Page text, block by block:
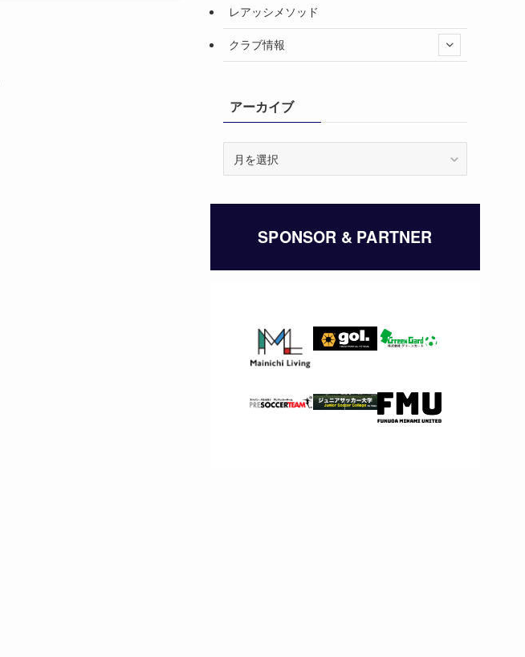
レアッシメソッド
クラブ情報
アーカイブ
イ
SPONSOR & PARTNER